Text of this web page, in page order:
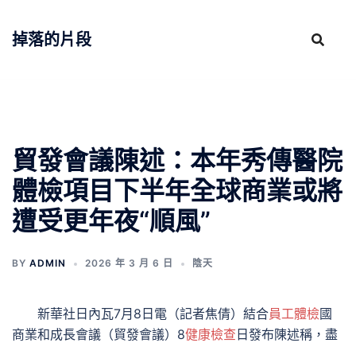
掉落的片段
貿發會議陳述：本年秀傳醫院
體檢項目下半年全球商業或將
遭受更年夜“順風”
BY ADMIN 2026 年 3 月 6 日 陰天
新華社日內瓦7月8日電（記者焦倩）結合員工體檢國
商業和成長會議（貿發會議）8健康檢查 日發布陳述稱，盡